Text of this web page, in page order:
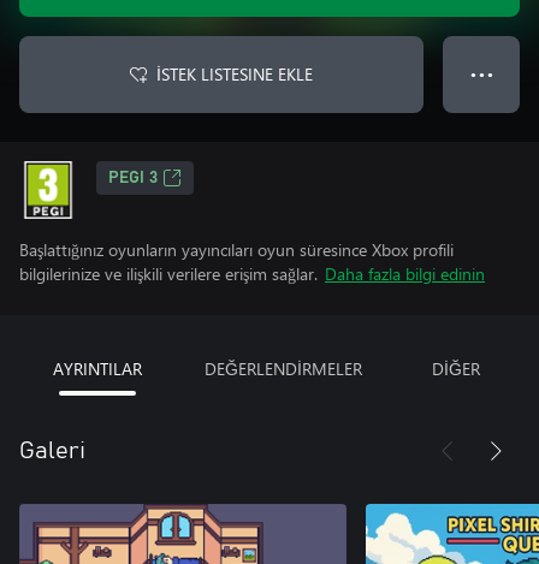
İSTEK LISTESINE EKLE ● ● ●
PEGI 3
Başlattığınız oyunların yayıncıları oyun süresince Xbox profili
bilgilerinize ve ilişkili verilere erişim sağlar. Daha fazla bilgi edinin
AYRINTILAR DEĞERLENDİRMELER DİĞER
Galeri